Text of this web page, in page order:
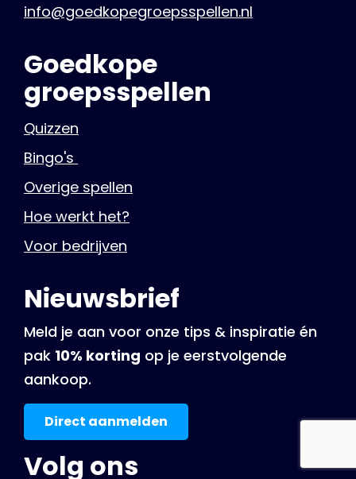
info@goedkopegroepsspellen.nl
Goedkope
groepsspellen
Quizzen
Bingo's
Overige spellen
Hoe werkt het?
Voor bedrijven
Nieuwsbrief
Meld je aan voor onze tips & inspiratie én
pak 10% korting op je eerstvolgende
aankoop.
Direct aanmelden
Volg ons